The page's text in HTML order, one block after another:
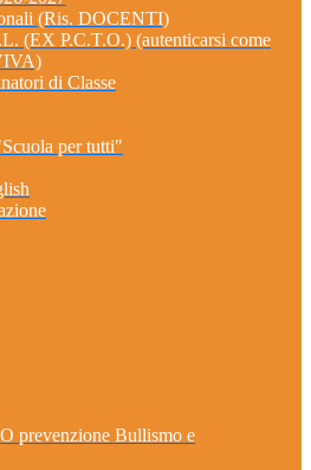
(Ris. DOCENTI)
(EX P.C.T.O.) (autenticarsi come
di Classe
per tutti"
prevenzione Bullismo e